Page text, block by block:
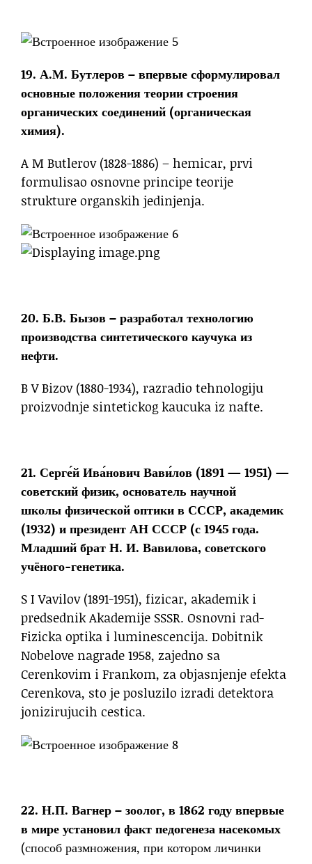
19. А.М. Бутлеров – впервые сформулировал
основные положения теории строения
органических соединений (органическая
химия).
A M Butlerov (1828-1886) – hemicar, prvi
formulisao osnovne principe teorije
strukture organskih jedinjenja.
20. Б.В. Бызов – разработал технологию
производства синтетического каучука из
нефти.
B V Bizov (1880-1934), razradio tehnologiju
proizvodnje sintetickog kaucuka iz nafte.
21. Серге́й Ива́нович Вави́лов (1891 — 1951) —
советский физик, основатель научной
школы физической оптики в СССР, академик
(1932) и президент АН СССР (с 1945 года.
Младший брат Н. И. Вавилова, советского
учёного-генетика.
S I Vavilov (1891-1951), fizicar, akademik i
predsednik Akademije SSSR. Osnovni rad-
Fizicka optika i luminescencija. Dobitnik
Nobelove nagrade 1958, zajedno sa
Cerenkovim i Frankom, za objasnjenje efekta
Cerenkova, sto je posluzilo izradi detektora
jonizirujucih cestica.
22. Н.П. Вагнер – зоолог, в 1862 году впервые
в мире установил факт педогенеза насекомых
(способ размножения, при котором личинки